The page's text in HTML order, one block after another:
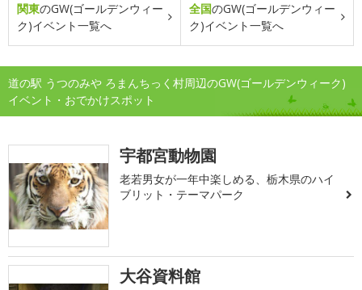
関東のGW(ゴールデンウィー
ク)イベント一覧へ
全国のGW(ゴールデンウィー
ク)イベント一覧へ
道の駅 うつのみや ろまんちっく村周辺のGW(ゴールデンウィーク)
イベント・おでかけスポット
宇都宮動物園
老若男女が一年中楽しめる、栃木県のハイ
ブリット・テーマパーク
大谷資料館